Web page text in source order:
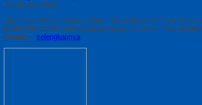
20 Oktober 2024
Jual Toga Wisuda Sarjana Riau – Berkualitas dan Siap Antar
pendidikan. Untuk melengkapi perayaan tersebut, toga
dengan… selengkapnya